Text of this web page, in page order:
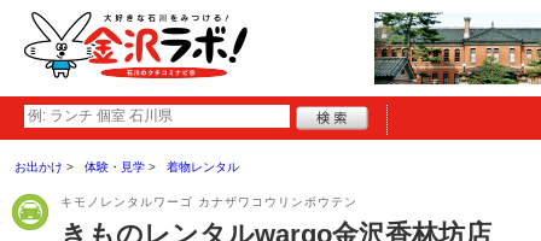
お出かけ 体験・見学 着物レンタル
キモノレンタルワーゴ カナザワコウリンボウテン
きものレンタルwargo金沢香林坊店